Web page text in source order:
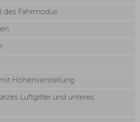
des Fahrmodus
Höhenverstellung
Luftgitter und unteres